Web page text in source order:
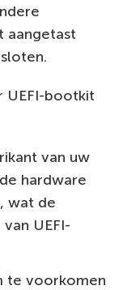
aangetast
UEFI-bootkit
van uw
hardware
wat de
UEFI-
te voorkomen